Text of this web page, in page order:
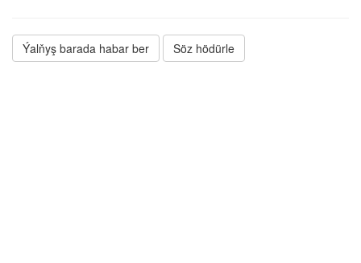
Ýalňyş barada habar ber Söz hödürle